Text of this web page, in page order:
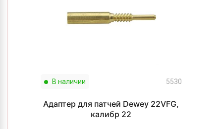
В наличии 5530
Адаптер для патчей Dewey 22VFG,
калибр 22